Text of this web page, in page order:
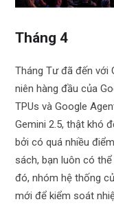
Tháng 4
Tháng Tư đã đến với
niên hàng đầu của
TPUs và Google
Gemini 2.5, thật khó
bởi có quá nhiều
sách, bạn luôn có
đó, nhóm hệ thống
mới để kiểm soát